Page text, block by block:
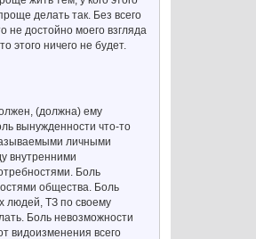
делать так. Без всего
не достойно моего взгляда
этого ничего не будет.
(должна) ему
вынужденности что-то
личными
внутренними
Боль
общества. Боль
людей, ТЗ по своему
Боль невозможности
видоизменения всего